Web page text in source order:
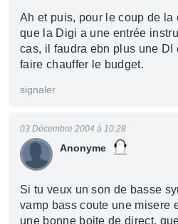
Ah et puis, pour le coup de la
que la Digi a une entrée
cas, il faudra ebn plus une DI
faire chauffer le budget.
signaler
Anonyme
03 Décembre 2004 à 10:28
Si tu veux un son de basse
vamp bass coute une misere
une bonne boite de direct,